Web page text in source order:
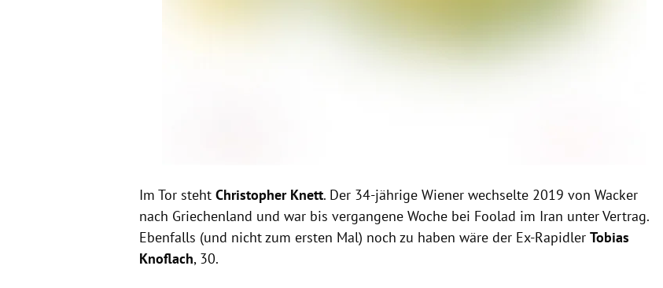
Im Tor steht Christopher Knett. Der 34-jährige Wiener wechselte 2019 von Wacker
nach Griechenland und war bis vergangene Woche bei Foolad im Iran unter Vertrag.
Ebenfalls (und nicht zum ersten Mal) noch zu haben wäre der Ex-Rapidler Tobias
Knoflach, 30.